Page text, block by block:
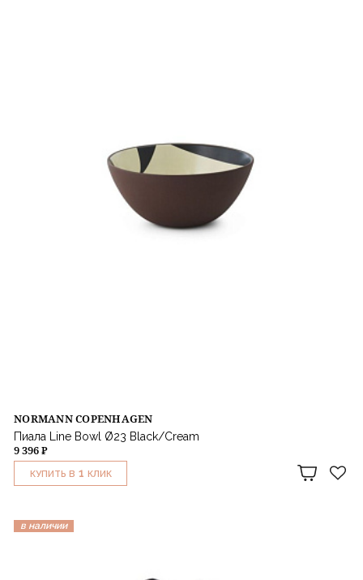
NORMANN COPENHAGEN
Пиала Line Bowl Ø23 Black/Cream
9 396 ₽
КУПИТЬ В 1 КЛИК
в наличии